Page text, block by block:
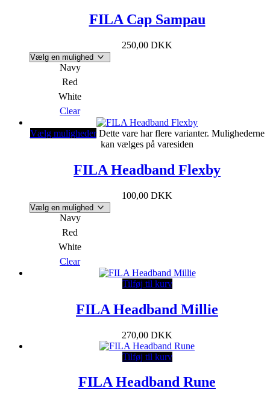
FILA Cap Sampau
250,00 DKK
Navy
Red
White
Clear
Vælg muligheder Dette vare har flere varianter. Mulighederne
kan vælges på varesiden
FILA Headband Flexby
100,00 DKK
Navy
Red
White
Clear
Tilføj til kurv
FILA Headband Millie
270,00 DKK
Tilføj til kurv
FILA Headband Rune